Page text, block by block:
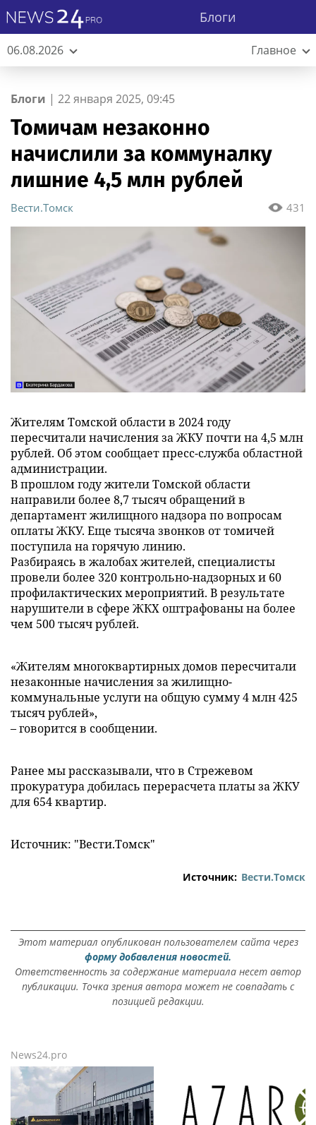
Блоги
06.08.2026 Главное
Блоги | 22 января 2025, 09:45
Томичам незаконно
начислили за коммуналку
лишние 4,5 млн рублей
431
Вести.Томск
Жителям Томской области в 2024 году
пересчитали начисления за ЖКУ почти на 4,5 млн
рублей. Об этом сообщает пресс-служба областной
администрации.
В прошлом году жители Томской области
направили более 8,7 тысяч обращений в
департамент жилищного надзора по вопросам
оплаты ЖКУ. Еще тысяча звонков от томичей
поступила на горячую линию.
Разбираясь в жалобах жителей, специалисты
провели более 320 контрольно-надзорных и 60
профилактических мероприятий. В результате
нарушители в сфере ЖКХ оштрафованы на более
чем 500 тысяч рублей.
«Жителям многоквартирных домов пересчитали
незаконные начисления за жилищно-
коммунальные услуги на общую сумму 4 млн 425
тысяч рублей»,
– говорится в сообщении.
Ранее мы рассказывали, что в Стрежевом
прокуратура добилась перерасчета платы за ЖКУ
для 654 квартир.
Источник: "Вести.Томск"
Источник: Вести.Томск
Этот материал опубликован пользователем сайта через
форму добавления новостей.
Ответственность за содержание материала несет автор
публикации. Точка зрения автора может не совпадать с
позицией редакции.
News24.pro